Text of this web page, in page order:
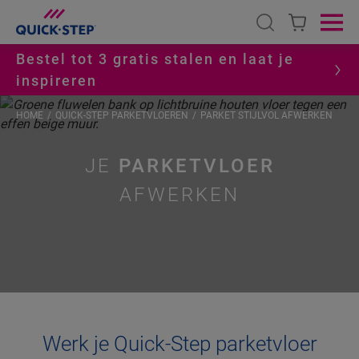
Open search
Bestel tot 3 gratis stalen en laat je
inspireren
JE PARKETVLOER
AFWERKEN
HOME QUICK-STEP PARKETVLOEREN PARKET STIJLVOL AFWERKEN
Werk je Quick-Step parketvloer